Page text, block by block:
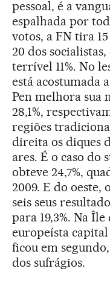
pessoal, é a
espalhada por
votos, a FN tira
20 dos
terrível 11%. No
está acostumada
Pen melhora sua
28,1%,
regiões
direita os diques
ares. É o caso do
obteve 24,7%,
2009. E do
seis seus
para 19,3%. Na
europeísta
ficou em segundo,
dos sufrágios.